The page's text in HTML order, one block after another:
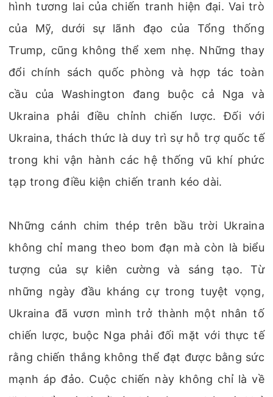
hình tương lai của chiến tranh hiện đại. Vai trò
của Mỹ, dưới sự lãnh đạo của Tổng thống
Trump, cũng không thể xem nhẹ. Những thay
đổi chính sách quốc phòng và hợp tác toàn
cầu của Washington đang buộc cả Nga và
Ukraina phải điều chỉnh chiến lược. Đối với
Ukraina, thách thức là duy trì sự hỗ trợ quốc tế
trong khi vận hành các hệ thống vũ khí phức
tạp trong điều kiện chiến tranh kéo dài.
Những cánh chim thép trên bầu trời Ukraina
không chỉ mang theo bom đạn mà còn là biểu
tượng của sự kiên cường và sáng tạo. Từ
những ngày đầu kháng cự trong tuyệt vọng,
Ukraina đã vươn mình trở thành một nhân tố
chiến lược, buộc Nga phải đối mặt với thực tế
rằng chiến thắng không thể đạt được bằng sức
mạnh áp đảo. Cuộc chiến này không chỉ là về